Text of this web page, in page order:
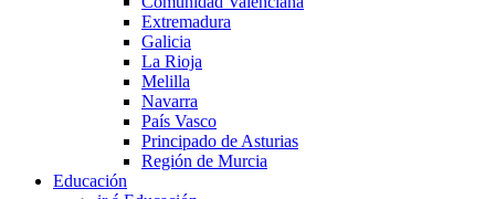
Extremadura
Galicia
La Rioja
Melilla
Navarra
País Vasco
Principado de Asturias
Región de Murcia
Educación